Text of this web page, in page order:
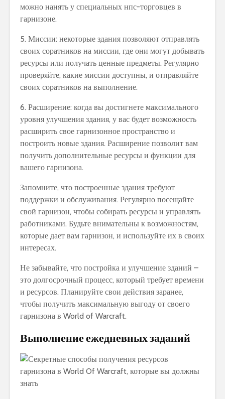
можно нанять у специальных нпс-торговцев в
гарнизоне.
5. Миссии: некоторые здания позволяют отправлять
своих соратников на миссии, где они могут добывать
ресурсы или получать ценные предметы. Регулярно
проверяйте, какие миссии доступны, и отправляйте
своих соратников на выполнение.
6. Расширение: когда вы достигнете максимального
уровня улучшения здания, у вас будет возможность
расширить свое гарнизонное пространство и
построить новые здания. Расширение позволит вам
получить дополнительные ресурсы и функции для
вашего гарнизона.
Запомните, что построенные здания требуют
поддержки и обслуживания. Регулярно посещайте
свой гарнизон, чтобы собирать ресурсы и управлять
работниками. Будьте внимательны к возможностям,
которые дает вам гарнизон, и используйте их в своих
интересах.
Не забывайте, что постройка и улучшение зданий –
это долгосрочный процесс, который требует времени
и ресурсов. Планируйте свои действия заранее,
чтобы получить максимальную выгоду от своего
гарнизона в World of Warcraft.
Выполнение ежедневных заданий